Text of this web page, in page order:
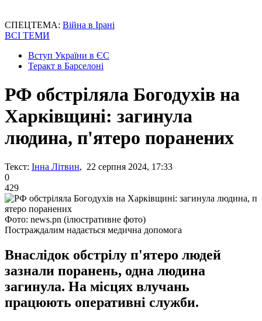
СПЕЦТЕМА: Війна в Ірані
ВСІ ТЕМИ
Вступ України в ЄС
Теракт в Барселоні
РФ обстріляла Богодухів на
Харківщині: загинула
людина, п'ятеро поранених
Текст: Інна Літвин, 22 серпня 2024, 17:33
0
429
Фото: news.pn (ілюстративне фото)
Постраждалим надається медична допомога
Внаслідок обстрілу п'ятеро людей
зазнали поранень, одна людина
загинула. На місцях влучань
працюють оперативні служби.